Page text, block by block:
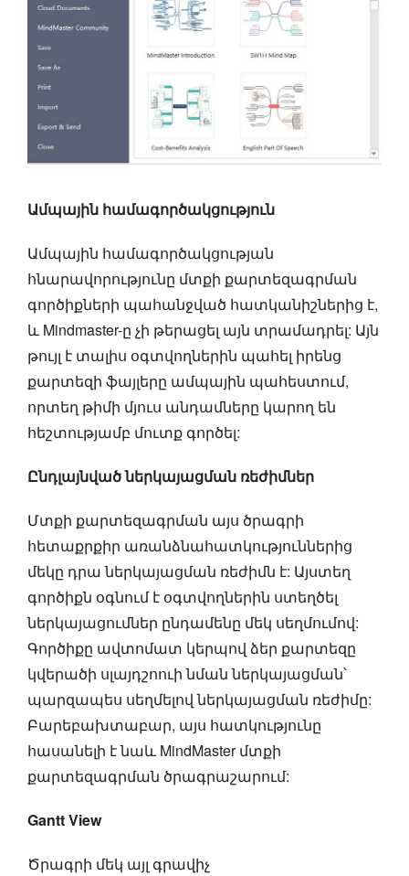
Ամպային համագործակցություն
Ամպային համագործակցության
հնարավորությունը մտքի քարտեզագրման
գործիքների պահանջված հատկանիշներից է,
և Mindmaster-ը չի թերացել այն տրամադրել: Այն
թույլ է տալիս օգտվողներին պահել իրենց
քարտեզի ֆայլերը ամպային պահեստում,
որտեղ թիմի մյուս անդամները կարող են
հեշտությամբ մուտք գործել:
Ընդլայնված ներկայացման ռեժիմներ
Մտքի քարտեզագրման այս ծրագրի
հետաքրքիր առանձնահատկություններից
մեկը դրա ներկայացման ռեժիմն է: Այստեղ
գործիքն օգնում է օգտվողներին ստեղծել
ներկայացումներ ընդամենը մեկ սեղմումով:
Գործիքը ավտոմատ կերպով ձեր քարտեզը
կվերածի սլայդշոուի նման ներկայացման՝
պարզապես սեղմելով ներկայացման ռեժիմը:
Բարեբախտաբար, այս հատկությունը
հասանելի է նաև MindMaster մտքի
քարտեզագրման ծրագրաշարում:
Gantt View
Ծրագրի մեկ այլ գրավիչ